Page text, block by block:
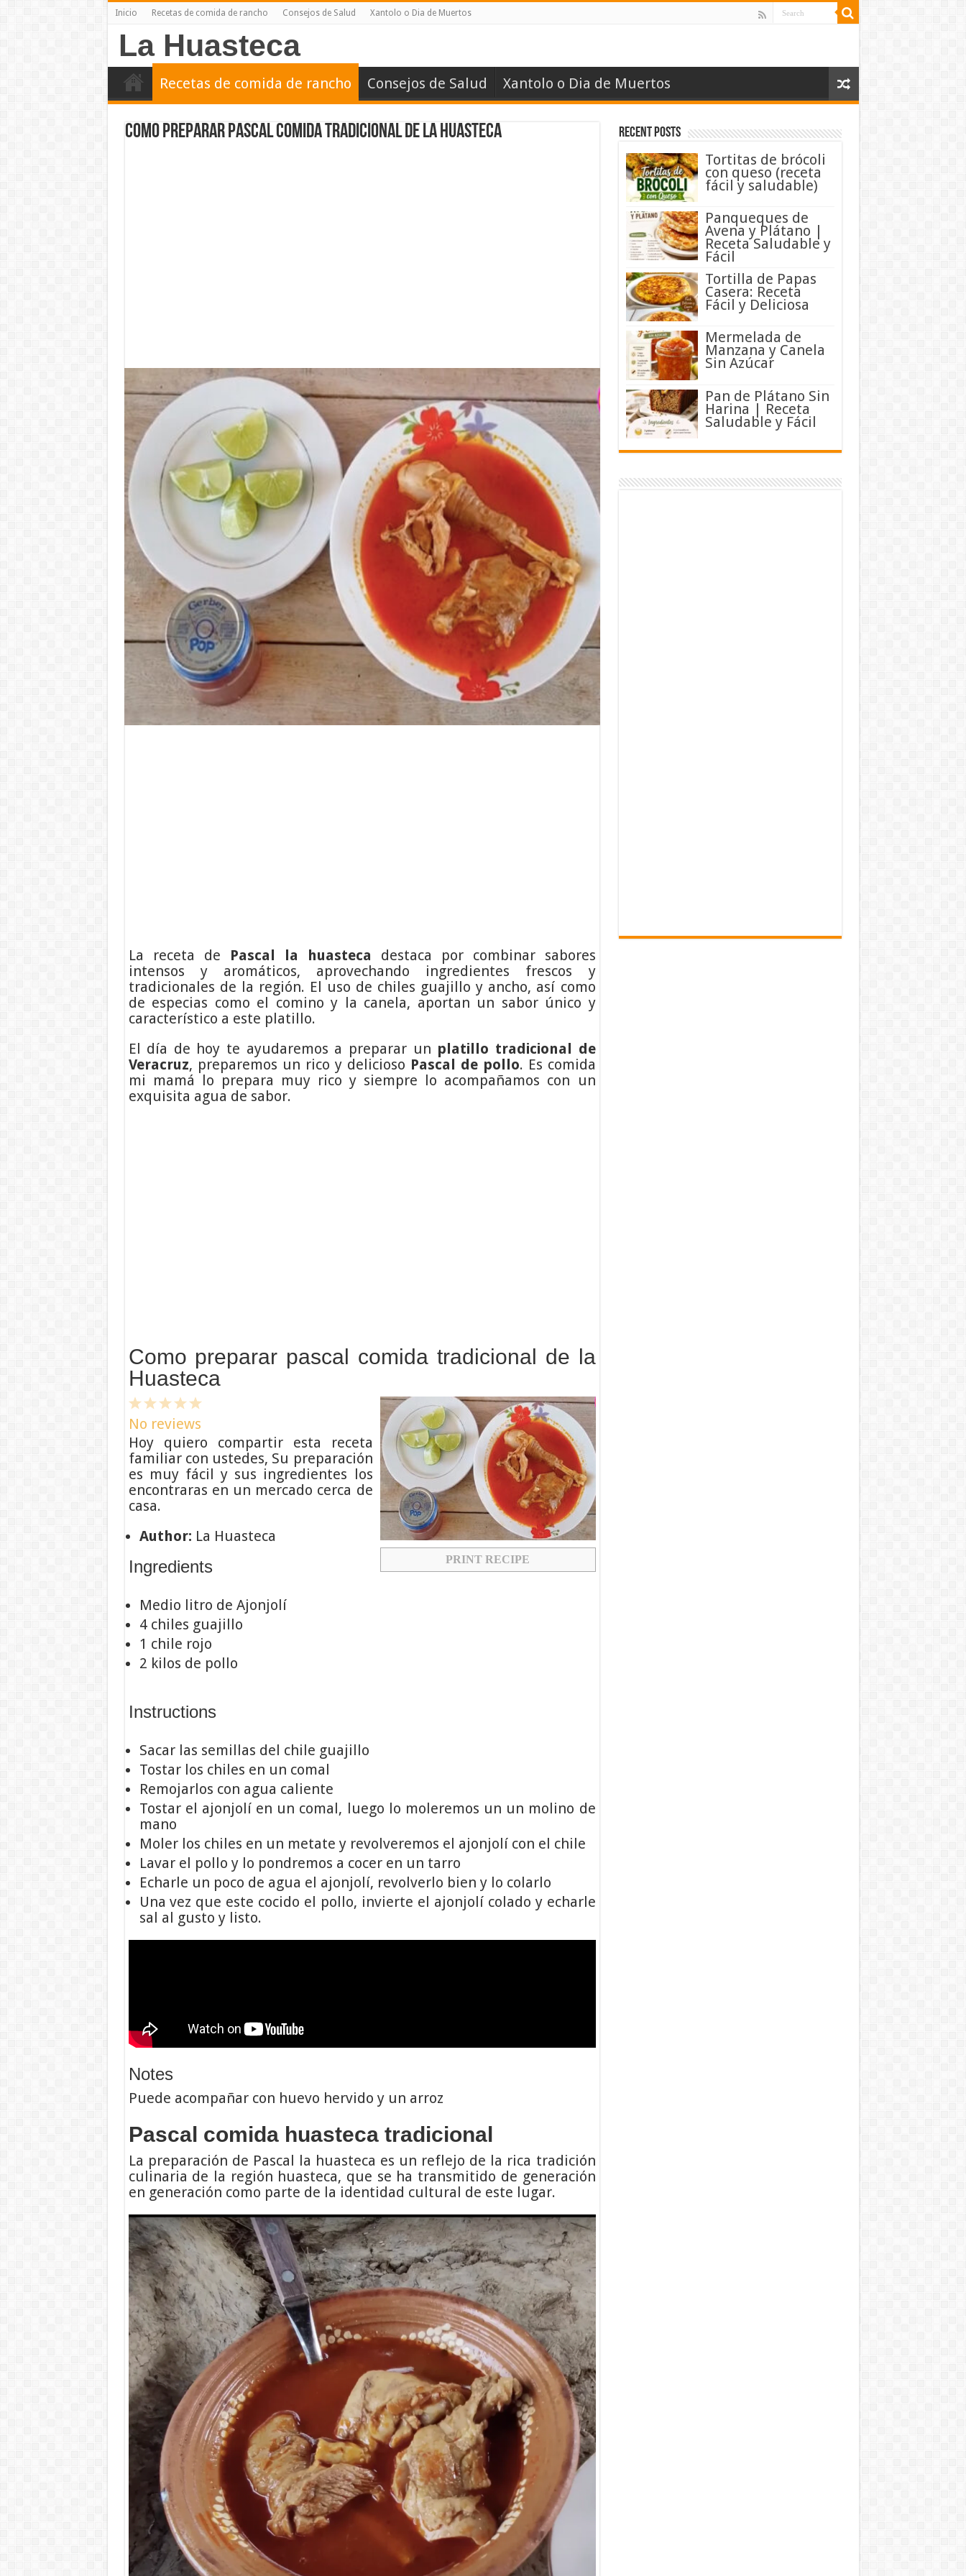
Inicio Recetas de comida de rancho Consejos de Salud Xantolo o Dia de Muertos
La Huasteca
Recetas de comida de rancho Consejos de Salud Xantolo o Dia de Muertos
Como preparar pascal comida tradicional de la Huasteca
La receta de Pascal la huasteca destaca por combinar sabores
intensos y aromáticos, aprovechando ingredientes frescos y
tradicionales de la región. El uso de chiles guajillo y ancho, así como
de especias como el comino y la canela, aportan un sabor único y
característico a este platillo.
El día de hoy te ayudaremos a preparar un platillo tradicional de
Veracruz, preparemos un rico y delicioso Pascal de pollo. Es comida
mi mamá lo prepara muy rico y siempre lo acompañamos con un
exquisita agua de sabor.
Como preparar pascal comida tradicional de la
Huasteca
PRINT RECIPE
5
4
Stars
3
Stars
2
Stars
1
Star
No reviews
Hoy quiero compartir esta receta
familiar con ustedes, Su preparación
es muy fácil y sus ingredientes los
encontraras en un mercado cerca de
casa.
Author: La Huasteca
Ingredients
Medio litro de Ajonjolí
4 chiles guajillo
1 chile rojo
2 kilos de pollo
Instructions
Sacar las semillas del chile guajillo
Tostar los chiles en un comal
Remojarlos con agua caliente
Tostar el ajonjolí en un comal, luego lo moleremos un un molino de
mano
Moler los chiles en un metate y revolveremos el ajonjolí con el chile
Lavar el pollo y lo pondremos a cocer en un tarro
Echarle un poco de agua el ajonjolí, revolverlo bien y lo colarlo
Una vez que este cocido el pollo, invierte el ajonjolí colado y echarle
sal al gusto y listo.
Notes
Puede acompañar con huevo hervido y un arroz
Pascal comida huasteca tradicional
La preparación de Pascal la huasteca es un reflejo de la rica tradición
culinaria de la región huasteca, que se ha transmitido de generación
en generación como parte de la identidad cultural de este lugar.
Recent Posts
Tortitas de brócoli
con queso (receta
fácil y saludable)
Panqueques de
Avena y Plátano |
Receta Saludable y
Fácil
Tortilla de Papas
Casera: Receta
Fácil y Deliciosa
Mermelada de
Manzana y Canela
Sin Azúcar
Pan de Plátano Sin
Harina | Receta
Saludable y Fácil